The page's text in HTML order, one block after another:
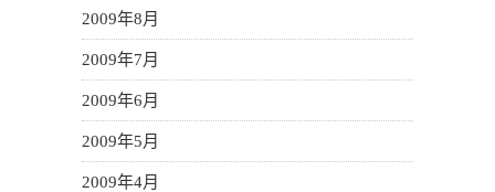
2009年8月
2009年7月
2009年6月
2009年5月
2009年4月